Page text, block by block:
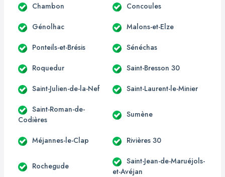
Chambon Concoules
Génolhac Malons-et-Elze
Ponteils-et-Brésis Sénéchas
Roquedur Saint-Bresson 30
Saint-Julien-de-la-Nef Saint-Laurent-le-Minier
Saint-Roman-de-
Codières
Sumène
Méjannes-le-Clap Rivières 30
Rochegude
Saint-Jean-de-Maruéjols-
et-Avéjan